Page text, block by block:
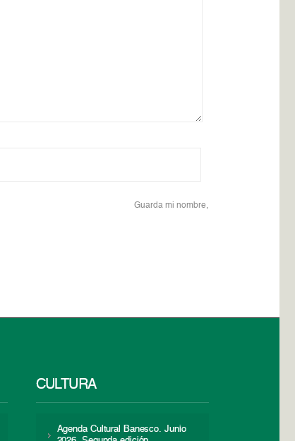
Guarda mi nombre,
CULTURA
Agenda Cultural Banesco. Junio